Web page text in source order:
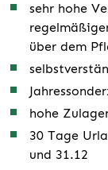
sehr hohe
über dem
hohe
30 Tage
und 31.12